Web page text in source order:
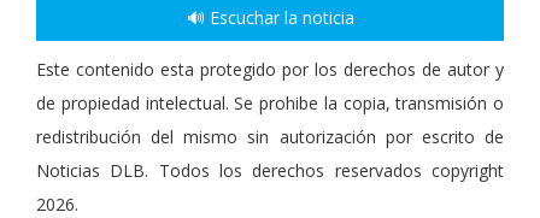
🔊 Escuchar la noticia
Este contenido esta protegido por los derechos de autor y
de propiedad intelectual. Se prohibe la copia, transmisión o
redistribución del mismo sin autorización por escrito de
Noticias DLB. Todos los derechos reservados copyright
2026.